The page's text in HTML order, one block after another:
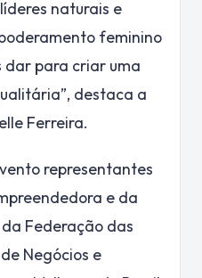
naturais e
feminino
dar para criar uma
destaca a
Ferreira.
representantes
e da
da Federação das
Negócios e